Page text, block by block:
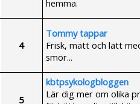
hemma.
4
Tommy tappar
Frisk, mätt och lätt
smör...
5
kbtpsykologbloggen
Lär dig mer om olika